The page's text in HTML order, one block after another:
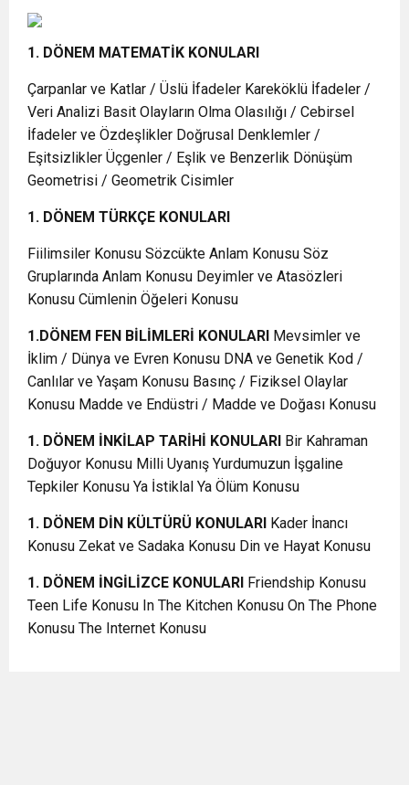
1. DÖNEM MATEMATİK KONULARI
Çarpanlar ve Katlar / Üslü İfadeler Kareköklü İfadeler /
Veri Analizi Basit Olayların Olma Olasılığı / Cebirsel
İfadeler ve Özdeşlikler Doğrusal Denklemler /
Eşitsizlikler Üçgenler / Eşlik ve Benzerlik Dönüşüm
Geometrisi / Geometrik Cisimler
1. DÖNEM TÜRKÇE KONULARI
Fiilimsiler Konusu Sözcükte Anlam Konusu Söz
Gruplarında Anlam Konusu Deyimler ve Atasözleri
Konusu Cümlenin Öğeleri Konusu
1.DÖNEM FEN BİLİMLERİ KONULARI Mevsimler ve
İklim / Dünya ve Evren Konusu DNA ve Genetik Kod /
Canlılar ve Yaşam Konusu Basınç / Fiziksel Olaylar
Konusu Madde ve Endüstri / Madde ve Doğası Konusu
1. DÖNEM İNKİLAP TARİHİ KONULARI Bir Kahraman
Doğuyor Konusu Milli Uyanış Yurdumuzun İşgaline
Tepkiler Konusu Ya İstiklal Ya Ölüm Konusu
1. DÖNEM DİN KÜLTÜRÜ KONULARI Kader İnancı
Konusu Zekat ve Sadaka Konusu Din ve Hayat Konusu
1. DÖNEM İNGİLİZCE KONULARI Friendship Konusu
Teen Life Konusu In The Kitchen Konusu On The Phone
Konusu The Internet Konusu